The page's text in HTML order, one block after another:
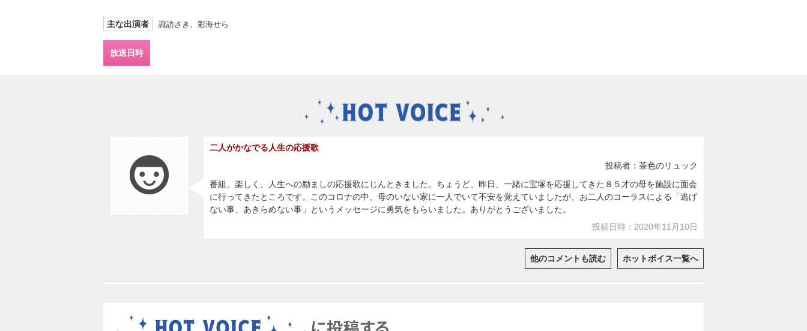
主な出演者 諏訪さき、彩海せら
放送日時
二人がかなでる人生の応援歌
投稿者：茶色のリュック
番組、楽しく、人生への励ましの応援歌にじんときました。ちょうど、昨日、一緒に宝塚を応援してきた８５才の母を施設に面会
に行ってきたところです。このコロナの中、母のいない家に一人でいて不安を覚えていましたが、お二人のコーラスによる「逃げ
ない事、あきらめない事」というメッセージに勇気をもらいました。ありがとうございました。
投稿日時：2020年11月10日
他のコメントも読む ホットボイス一覧へ